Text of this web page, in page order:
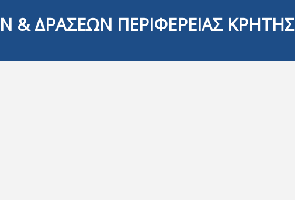
& ΔΡΑΣΕΩΝ ΠΕΡΙΦΕΡΕΙΑΣ ΚΡΗΤΗΣ